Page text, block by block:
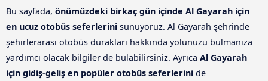
Bu sayfada, önümüzdeki birkaç gün içinde Al Gayarah için
en ucuz otobüs seferlerini sunuyoruz. Al Gayarah şehrinde
şehirlerarası otobüs durakları hakkında yolunuzu bulmanıza
yardımcı olacak bilgiler de bulabilirsiniz. Ayrıca Al Gayarah
için gidiş-geliş en popüler otobüs seferlerini de